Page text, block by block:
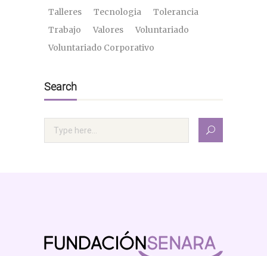
Talleres
Tecnologia
Tolerancia
Trabajo
Valores
Voluntariado
Voluntariado Corporativo
Search